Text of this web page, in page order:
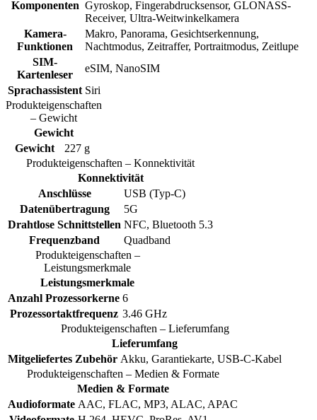
Komponenten Gyroskop, Fingerabdrucksensor, GLONASS-
Receiver, Ultra-Weitwinkelkamera
Kamera-
Funktionen
Makro, Panorama, Gesichtserkennung,
Nachtmodus, Zeitraffer, Portraitmodus, Zeitlupe
SIM-
Kartenleser
eSIM, NanoSIM
Sprachassistent Siri
Produkteigenschaften
– Gewicht
Gewicht
Gewicht
227 g
Produkteigenschaften – Konnektivität
Konnektivität
Anschlüsse
USB (Typ-C)
Datenübertragung
5G
Drahtlose Schnittstellen NFC, Bluetooth 5.3
Frequenzband
Quadband
Produkteigenschaften –
Leistungsmerkmale
Leistungsmerkmale
Anzahl Prozessorkerne 6
Prozessortaktfrequenz 3.46 GHz
Produkteigenschaften – Lieferumfang
Lieferumfang
Mitgeliefertes Zubehör Akku, Garantiekarte, USB-C-Kabel
Produkteigenschaften – Medien & Formate
Medien & Formate
Audioformate AAC, FLAC, MP3, ALAC, APAC